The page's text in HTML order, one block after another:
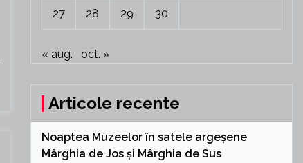
27 28 29 30
« aug. oct. »
Articole recente
Noaptea Muzeelor în satele argeșene
Mârghia de Jos și Mârghia de Sus